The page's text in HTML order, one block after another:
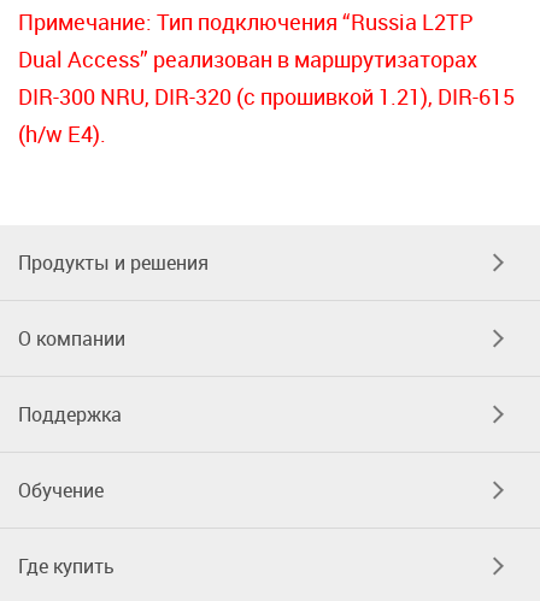
Примечание: Тип подключения “Russia L2TP
Dual Access” реализован в маршрутизаторах
DIR-300 NRU, DIR-320 (с прошивкой 1.21), DIR-615
(h/w E4).
Продукты и решения
О компании
Поддержка
Обучение
Где купить